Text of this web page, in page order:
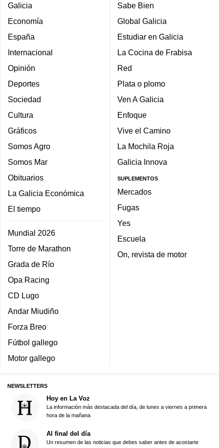
Galicia
Economía
España
Internacional
Opinión
Deportes
Sociedad
Cultura
Gráficos
Somos Agro
Somos Mar
Obituarios
La Galicia Económica
El tiempo
Mundial 2026
Torre de Marathon
Grada de Río
Opa Racing
CD Lugo
Andar Miudiño
Forza Breo
Fútbol gallego
Motor gallego
Sabe Bien
Global Galicia
Estudiar en Galicia
La Cocina de Frabisa
Red
Plata o plomo
Ven A Galicia
Enfoque
Vive el Camino
La Mochila Roja
Galicia Innova
SUPLEMENTOS
Mercados
Fugas
Yes
Escuela
On, revista de motor
NEWSLETTERS
Hoy en La Voz
La información más destacada del día, de lunes a viernes a primera
hora de la mañana
Al final del día
Un resumen de las noticias que debes saber antes de acostarte